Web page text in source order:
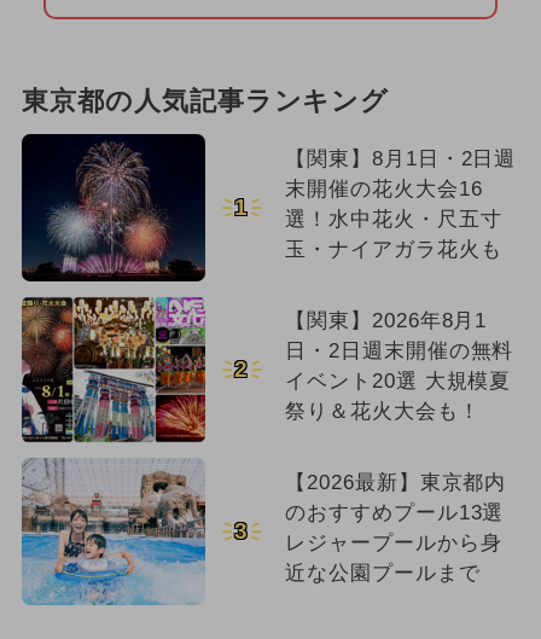
東京都の人気記事ランキング
1
【関東】8月1日・2日週
末開催の花火大会16
選！水中花火・尺五寸
玉・ナイアガラ花火も
2
【関東】2026年8月1
日・2日週末開催の無料
イベント20選 大規模夏
祭り＆花火大会も！
3
【2026最新】東京都内
のおすすめプール13選
レジャープールから身
近な公園プールまで